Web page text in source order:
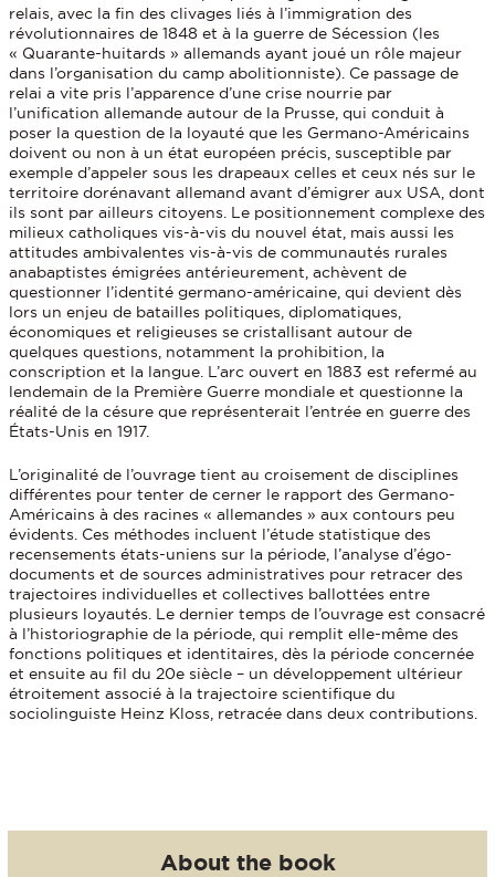
relais, avec la fin des clivages liés à l’immigration des
révolutionnaires de 1848 et à la guerre de Sécession (les
« Quarante-huitards » allemands ayant joué un rôle majeur
dans l’organisation du camp abolitionniste). Ce passage de
relai a vite pris l’apparence d’une crise nourrie par
l’unification allemande autour de la Prusse, qui conduit à
poser la question de la loyauté que les Germano-Américains
doivent ou non à un état européen précis, susceptible par
exemple d’appeler sous les drapeaux celles et ceux nés sur le
territoire dorénavant allemand avant d’émigrer aux USA, dont
ils sont par ailleurs citoyens. Le positionnement complexe des
milieux catholiques vis-à-vis du nouvel état, mais aussi les
attitudes ambivalentes vis-à-vis de communautés rurales
anabaptistes émigrées antérieurement, achèvent de
questionner l’identité germano-américaine, qui devient dès
lors un enjeu de batailles politiques, diplomatiques,
économiques et religieuses se cristallisant autour de
quelques questions, notamment la prohibition, la
conscription et la langue. L’arc ouvert en 1883 est refermé au
lendemain de la Première Guerre mondiale et questionne la
réalité de la césure que représenterait l’entrée en guerre des
États-Unis en 1917.
L’originalité de l’ouvrage tient au croisement de disciplines
différentes pour tenter de cerner le rapport des Germano-
Américains à des racines « allemandes » aux contours peu
évidents. Ces méthodes incluent l’étude statistique des
recensements états-uniens sur la période, l’analyse d’égo-
documents et de sources administratives pour retracer des
trajectoires individuelles et collectives ballottées entre
plusieurs loyautés. Le dernier temps de l’ouvrage est consacré
à l’historiographie de la période, qui remplit elle-même des
fonctions politiques et identitaires, dès la période concernée
et ensuite au fil du 20e siècle – un développement ultérieur
étroitement associé à la trajectoire scientifique du
sociolinguiste Heinz Kloss, retracée dans deux contributions.
About the book